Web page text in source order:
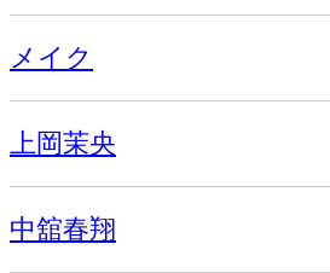
メイク
上岡茉央
中舘春翔